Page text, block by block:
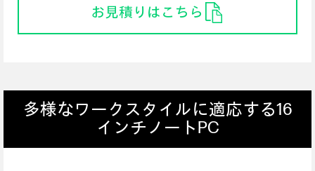
お見積りはこちら
多様なワークスタイルに適応する16
インチノートPC